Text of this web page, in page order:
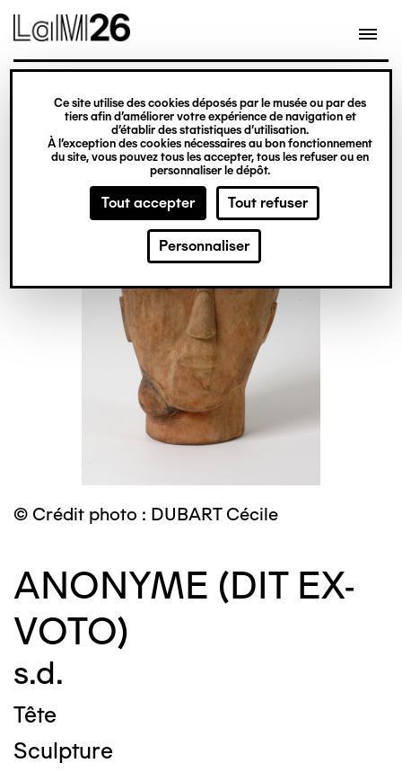
Gestion des cookies
Ce site utilise des cookies déposés par le musée ou par des
tiers afin d’améliorer votre expérience de navigation et
d’établir des statistiques d’utilisation.
À l’exception des cookies nécessaires au bon fonctionnement
du site, vous pouvez tous les accepter, tous les refuser ou en
personnaliser le dépôt.
Tout accepter Tout refuser
Personnaliser
contenu
© Crédit photo : DUBART Cécile
ANONYME (DIT EX-
VOTO)
s.d.
Tête
Sculpture